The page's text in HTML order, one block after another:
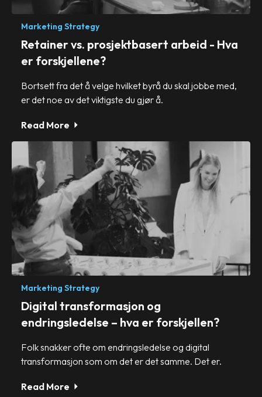
Marketing Strategy
Retainer vs. prosjektbasert arbeid - Hva
er forskjellene?
Bortsett fra det å velge hvilket byrå du skal jobbe med,
er det noe av det viktigste du gjør å.
Read More
Marketing Strategy
Digital transformasjon og
endringsledelse – hva er forskjellen?
Folk snakker ofte om endringsledelse og digital
transformasjon som om det er det samme. Det er.
Read More